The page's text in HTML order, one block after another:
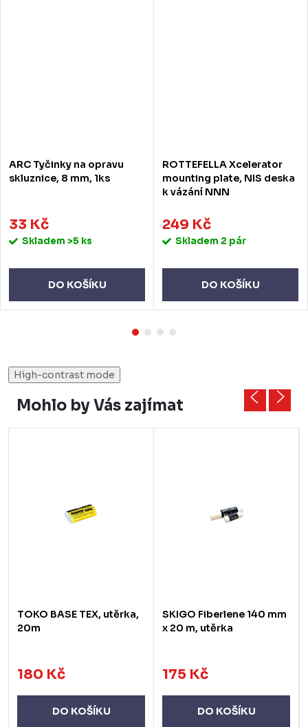
ARC Tyčinky na opravu
skluznice, 8 mm, 1ks
33 Kč
Skladem >5 ks
DO KOŠÍKU
ROTTEFELLA Xcelerator
mounting plate, NIS deska
k vázání NNN
249 Kč
Skladem 2 pár
DO KOŠÍKU
High-contrast mode
Mohlo by Vás zajímat
TOKO BASE TEX, utěrka,
20m
180 Kč
DO KOŠÍKU
SKIGO Fiberlene 140 mm
x 20 m, utěrka
175 Kč
DO KOŠÍKU